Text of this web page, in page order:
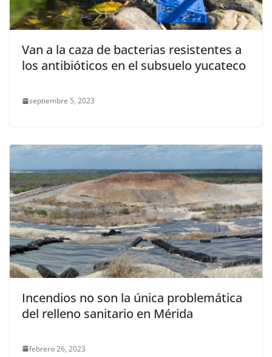
Van a la caza de bacterias resistentes a
los antibióticos en el subsuelo yucateco
septiembre 5, 2023
Incendios no son la única problemática
del relleno sanitario en Mérida
febrero 26, 2023